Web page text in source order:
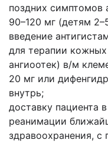
поздних симптомов
90–120 мг (детям
введение
для терапии
ангиоотек) в/м
20 мг или
внутрь;
доставку пациента
реанимации
здравоохранения, с